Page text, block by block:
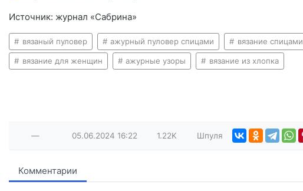
Источник: журнал «Сабрина»
вязаный пуловер ажурный пуловер спицами вязание спицами
вязание для женщин ажурные узоры вязание из хлопка
— 05.06.2024 16:22 1.22K Шпуля
Комментарии